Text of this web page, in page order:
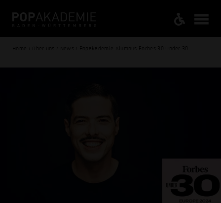
Home / Über uns / News / Popakademie Alumnus Forbes 30 Under 30